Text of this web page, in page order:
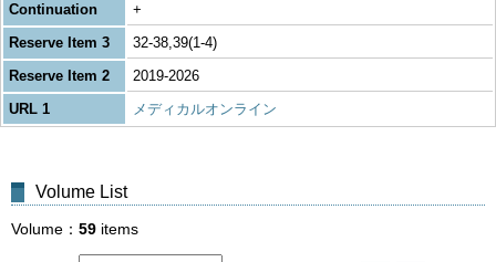
Continuation
+
Reserve Item 3
32-38,39(1-4)
Reserve Item 2
2019-2026
URL 1
メディカルオンライン
Volume List
Volume 59 items